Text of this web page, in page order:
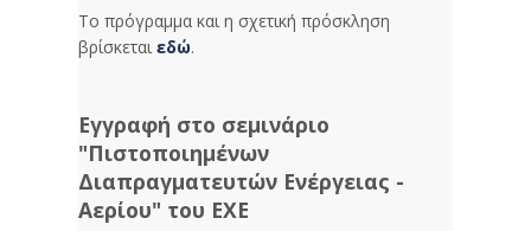
Το πρόγραμμα και η σχετική πρόσκληση
βρίσκεταιεδώ.
Εγγραφή στο σεμινάριο
"Πιστοποιημένων
Διαπραγματευτών Ενέργειας -
Αερίου" του ΕΧΕ